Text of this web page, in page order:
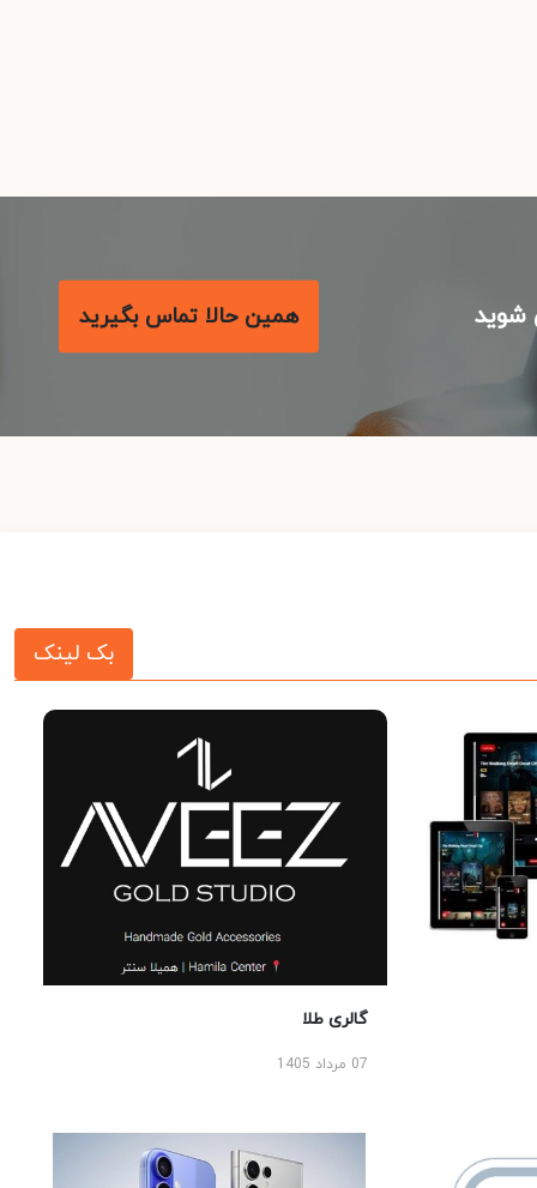
همین حالا تماس بگیرید
بک لینک
گالری طلا
07 مرداد 1405